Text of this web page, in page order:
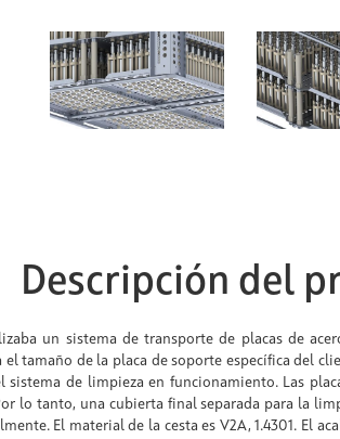
Descripción del
un sistema de transporte de placas de
el tamaño de la placa de soporte específica del
sistema de limpieza en funcionamiento. Las
lo tanto, una cubierta final separada para la
El material de la cesta es V2A, 1.4301. El